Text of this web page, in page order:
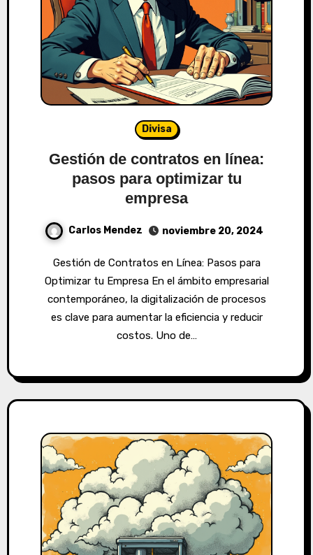
Divisa
Gestión de contratos en línea:
pasos para optimizar tu
empresa
Carlos Mendez noviembre 20, 2024
Gestión de Contratos en Línea: Pasos para
Optimizar tu Empresa En el ámbito empresarial
contemporáneo, la digitalización de procesos
es clave para aumentar la eficiencia y reducir
costos. Uno de…